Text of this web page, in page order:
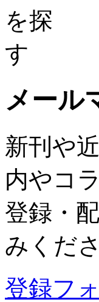
メール
新刊や
内やコ
登録・
みくださ
登録フ